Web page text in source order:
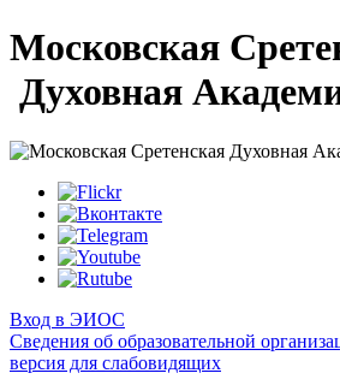
Московская
Духовная
Вход в ЭИОС
Сведения об образовательной
версия для слабовидящих